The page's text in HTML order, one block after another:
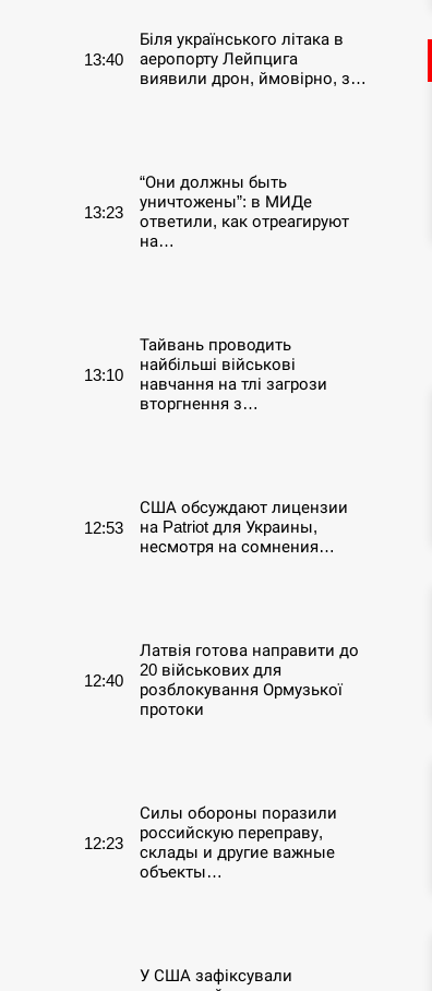
13:40
Біля українського літака в
аеропорту Лейпцига
виявили дрон, ймовірно, з…
13:23
“Они должны быть
уничтожены”: в МИДе
ответили, как отреагируют
на…
13:10
Тайвань проводить
найбільші військові
навчання на тлі загрози
вторгнення з…
12:53
США обсуждают лицензии
на Patriot для Украины,
несмотря на сомнения…
12:40
Латвія готова направити до
20 військових для
розблокування Ормузької
протоки
12:23
Силы обороны поразили
российскую переправу,
склады и другие важные
объекты…
У США зафіксували